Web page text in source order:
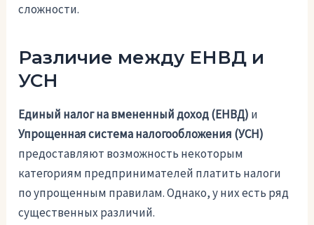
сложности.
Различие между ЕНВД и
УСН
Единый налог на вмененный доход (ЕНВД) и
Упрощенная система налогообложения (УСН)
предоставляют возможность некоторым
категориям предпринимателей платить налоги
по упрощенным правилам. Однако, у них есть ряд
существенных различий.